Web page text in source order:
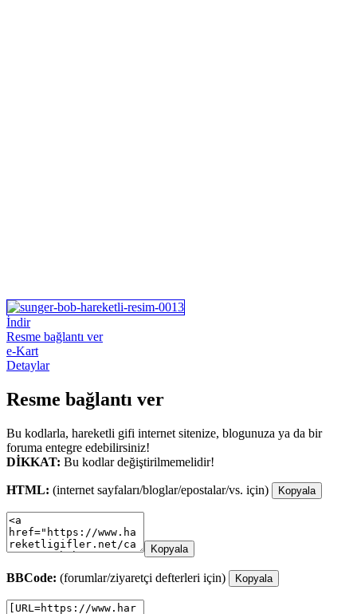
İndir
Resme bağlantı ver
e-Kart
Detaylar
Resme bağlantı ver
Bu kodlarla, hareketli gifi internet sitenize, blogunuza ya da bir
foruma entegre edebilirsiniz!
DİKKAT: Bu kodlar değiştirilmemelidir!
HTML: (internet sayfaları/bloglar/epostalar/vs. için) Kopyala
Kopyala
BBCode: (forumlar/ziyaretçi defterleri için) Kopyala